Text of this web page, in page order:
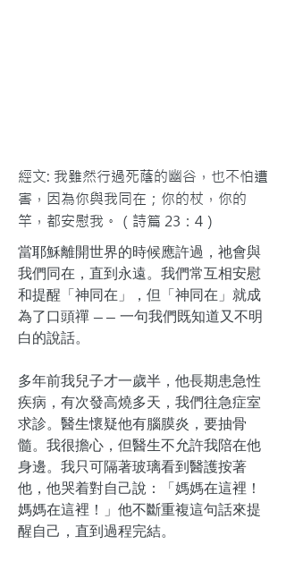
經文: 我雖然行過死蔭的幽谷，也不怕遭
害，因為你與我同在；你的杖，你的
竿，都安慰我。（詩篇 23：4）
當耶穌離開世界的時候應許過，祂會與
我們同在，直到永遠。我們常互相安慰
和提醒「神同在」，但「神同在」就成
為了口頭禪 —— 一句我們既知道又不明
白的說話。
多年前我兒子才一歲半，他長期患急性
疾病，有次發高燒多天，我們往急症室
求診。醫生懷疑他有腦膜炎，要抽骨
髓。我很擔心，但醫生不允許我陪在他
身邊。我只可隔著玻璃看到醫護按著
他，他哭着對自己說：「媽媽在這裡！
媽媽在這裡！」他不斷重複這句話來提
醒自己，直到過程完結。